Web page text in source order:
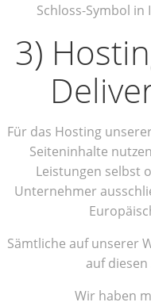
Schloss-Symbol
3)
Für das Hosting
Seiteninhalte
Leistungen selbst
Unternehmer
Sämtliche auf unserer
auf
Wir haben